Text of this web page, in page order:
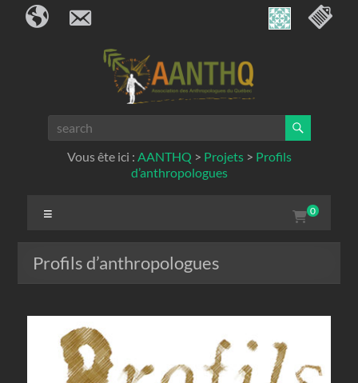
Menu de
AANTHQ
Vous ête ici : AANTHQ > Projets> Profils
d’anthropologues
0
Profils d’anthropologues